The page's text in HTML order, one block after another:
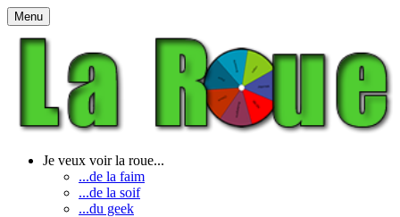
Menu
Je veux voir la roue...
...de la faim
...de la soif
...du geek